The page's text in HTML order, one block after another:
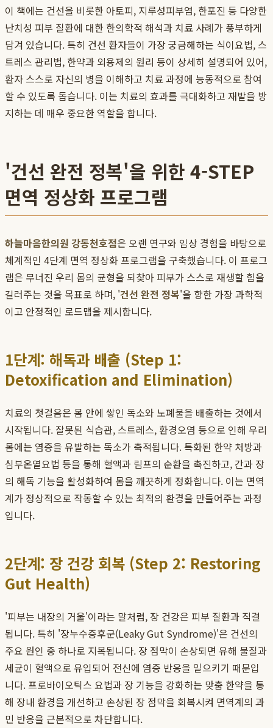
이 책에는 건선을 비롯한 아토피, 지루성피부염, 한포진 등 다양한
난치성 피부 질환에 대한 한의학적 해석과 치료 사례가 풍부하게
담겨 있습니다. 특히 건선 환자들이 가장 궁금해하는 식이요법, 스
트레스 관리법, 한약과 외용제의 원리 등이 상세히 설명되어 있어,
환자 스스로 자신의 병을 이해하고 치료 과정에 능동적으로 참여
할 수 있도록 돕습니다. 이는 치료의 효과를 극대화하고 재발을 방
지하는 데 매우 중요한 역할을 합니다.
'건선 완전 정복'을 위한 4-STEP
면역 정상화 프로그램
하늘마음한의원 강동천호점은 오랜 연구와 임상 경험을 바탕으로
체계적인 4단계 면역 정상화 프로그램을 구축했습니다. 이 프로그
램은 무너진 우리 몸의 균형을 되찾아 피부가 스스로 재생할 힘을
길러주는 것을 목표로 하며, '건선 완전 정복'을 향한 가장 과학적
이고 안정적인 로드맵을 제시합니다.
1단계: 해독과 배출 (Step 1:
Detoxification and Elimination)
치료의 첫걸음은 몸 안에 쌓인 독소와 노폐물을 배출하는 것에서
시작됩니다. 잘못된 식습관, 스트레스, 환경오염 등으로 인해 우리
몸에는 염증을 유발하는 독소가 축적됩니다. 특화된 한약 처방과
심부온열요법 등을 통해 혈액과 림프의 순환을 촉진하고, 간과 장
의 해독 기능을 활성화하여 몸을 깨끗하게 정화합니다. 이는 면역
계가 정상적으로 작동할 수 있는 최적의 환경을 만들어주는 과정
입니다.
2단계: 장 건강 회복 (Step 2: Restoring
Gut Health)
'피부는 내장의 거울'이라는 말처럼, 장 건강은 피부 질환과 직결
됩니다. 특히 '장누수증후군(Leaky Gut Syndrome)'은 건선의
주요 원인 중 하나로 지목됩니다. 장 점막이 손상되면 유해 물질과
세균이 혈액으로 유입되어 전신에 염증 반응을 일으키기 때문입
니다. 프로바이오틱스 요법과 장 기능을 강화하는 맞춤 한약을 통
해 장내 환경을 개선하고 손상된 장 점막을 회복시켜 면역계의 과
민 반응을 근본적으로 차단합니다.